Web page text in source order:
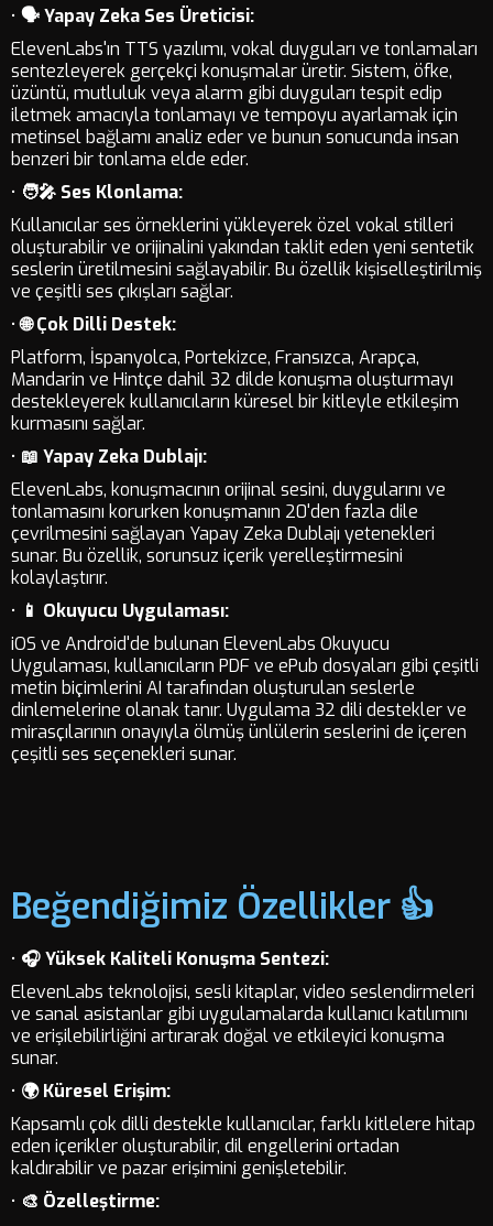
• 🗣️ Yapay Zeka Ses Üreticisi:
ElevenLabs'ın TTS yazılımı, vokal duyguları ve tonlamaları
sentezleyerek gerçekçi konuşmalar üretir. Sistem, öfke,
üzüntü, mutluluk veya alarm gibi duyguları tespit edip
iletmek amacıyla tonlamayı ve tempoyu ayarlamak için
metinsel bağlamı analiz eder ve bunun sonucunda insan
benzeri bir tonlama elde eder.
• 🧑‍🎤 Ses Klonlama:
Kullanıcılar ses örneklerini yükleyerek özel vokal stilleri
oluşturabilir ve orijinalini yakından taklit eden yeni sentetik
seslerin üretilmesini sağlayabilir. Bu özellik kişiselleştirilmiş
ve çeşitli ses çıkışları sağlar.
•🌐 Çok Dilli Destek:
Platform, İspanyolca, Portekizce, Fransızca, Arapça,
Mandarin ve Hintçe dahil 32 dilde konuşma oluşturmayı
destekleyerek kullanıcıların küresel bir kitleyle etkileşim
kurmasını sağlar.
• 📖 Yapay Zeka Dublajı:
ElevenLabs, konuşmacının orijinal sesini, duygularını ve
tonlamasını korurken konuşmanın 20'den fazla dile
çevrilmesini sağlayan Yapay Zeka Dublajı yetenekleri
sunar. Bu özellik, sorunsuz içerik yerelleştirmesini
kolaylaştırır.
• 📱 Okuyucu Uygulaması:
iOS ve Android'de bulunan ElevenLabs Okuyucu
Uygulaması, kullanıcıların PDF ve ePub dosyaları gibi çeşitli
metin biçimlerini AI tarafından oluşturulan seslerle
dinlemelerine olanak tanır. Uygulama 32 dili destekler ve
mirasçılarının onayıyla ölmüş ünlülerin seslerini de içeren
çeşitli ses seçenekleri sunar.
Beğendiğimiz Özellikler 👍
• 🎧 Yüksek Kaliteli Konuşma Sentezi:
ElevenLabs teknolojisi, sesli kitaplar, video seslendirmeleri
ve sanal asistanlar gibi uygulamalarda kullanıcı katılımını
ve erişilebilirliğini artırarak doğal ve etkileyici konuşma
sunar.
• 🌍 Küresel Erişim:
Kapsamlı çok dilli destekle kullanıcılar, farklı kitlelere hitap
eden içerikler oluşturabilir, dil engellerini ortadan
kaldırabilir ve pazar erişimini genişletebilir.
• 🎨 Özelleştirme: